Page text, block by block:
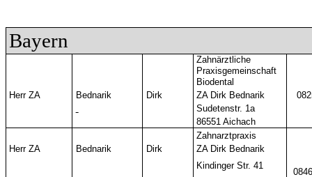
Bayern
Zahnärztliche
Praxisgemeinschaft
Biodental
Herr ZA
Bednarik Dirk ZA Dirk Bednarik
Sudetenstr. 1a
86551 Aichach
Zahnarztpraxis
Herr ZA
Bednarik Dirk
ZA Dirk Bednarik
Kindinger Str. 41